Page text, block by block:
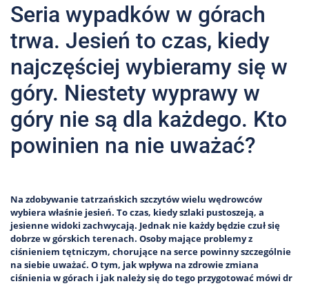
Seria wypadków w górach
trwa. Jesień to czas, kiedy
najczęściej wybieramy się w
góry. Niestety wyprawy w
góry nie są dla każdego. Kto
powinien na nie uważać?
Na zdobywanie tatrzańskich szczytów wielu wędrowców
wybiera właśnie jesień. To czas, kiedy szlaki pustoszeją, a
jesienne widoki zachwycają. Jednak nie każdy będzie czuł się
dobrze w górskich terenach. Osoby mające problemy z
ciśnieniem tętniczym, chorujące na serce powinny szczególnie
na siebie uważać. O tym, jak wpływa na zdrowie zmiana
ciśnienia w górach i jak należy się do tego przygotować mówi dr